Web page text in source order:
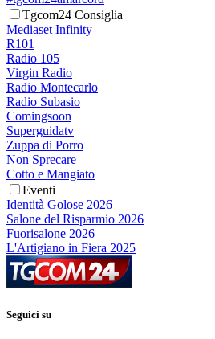
Tgcom24 Consiglia
Mediaset Infinity
R101
Radio 105
Virgin Radio
Radio Montecarlo
Radio Subasio
Comingsoon
Superguidatv
Zuppa di Porro
Non Sprecare
Cotto e Mangiato
Eventi
Identità Golose 2026
Salone del Risparmio 2026
Fuorisalone 2026
L'Artigiano in Fiera 2025
Seguici su